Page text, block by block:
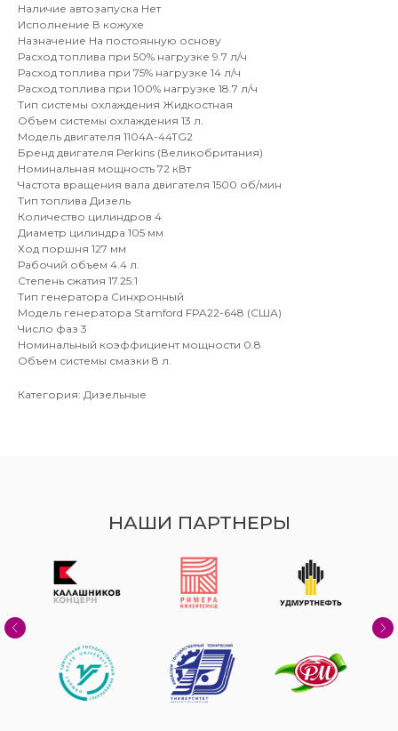
Наличие автозапуска Нет
Исполнение В кожухе
Назначение На постоянную основу
Расход топлива при 50% нагрузке 9.7 л/ч
Расход топлива при 75% нагрузке 14 л/ч
Расход топлива при 100% нагрузке 18.7 л/ч
Тип системы охлаждения Жидкостная
Объем системы охлаждения 13 л.
Модель двигателя 1104A-44TG2
Бренд двигателя Perkins (Великобритания)
Номинальная мощность 72 кВт
Частота вращения вала двигателя 1500 об/мин
Тип топлива Дизель
Количество цилиндров 4
Диаметр цилиндра 105 мм
Ход поршня 127 мм
Рабочий объем 4.4 л.
Степень сжатия 17.25:1
Тип генератора Синхронный
Модель генератора Stamford FPA22-648 (США)
Число фаз 3
Номинальный коэффициент мощности 0.8
Объем системы смазки 8 л.
Категория: Дизельные
НАШИ ПАРТНЕРЫ